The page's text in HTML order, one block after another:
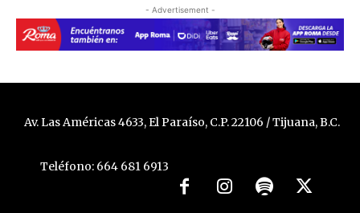
- Advertisement -
Av. Las Américas 4633, El Paraíso, C.P. 22106 / Tijuana, B.C.
Teléfono: 664 681 6913